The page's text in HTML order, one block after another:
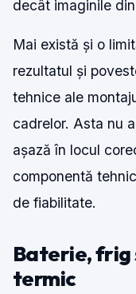
decât imaginile
Mai există și o
rezultatul și
tehnice ale
cadrelor. Asta nu
așază în locul
componentă
de fiabilitate.
Baterie, frig
termic